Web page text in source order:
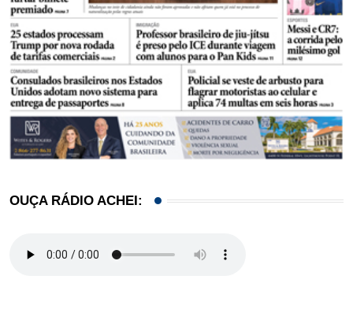
OUÇA RÁDIO ACHEI: